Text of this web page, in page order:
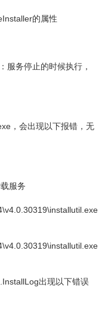
的属性
服务停止的时候执行，
，会出现以下报错，无
服务
出现以下错误